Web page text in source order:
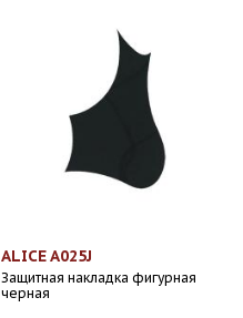
ALICE A025J
Защитная накладка фигурная
черная